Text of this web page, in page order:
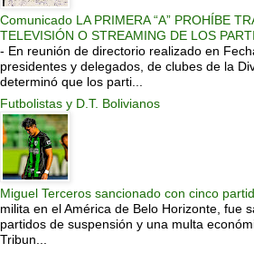
Comunicado LA PRIMERA “A” PROHÍBE
TELEVISIÓN O STREAMING DE LOS
- En reunión de directorio realizado en
presidentes y delegados, de clubes de la
determinó que los parti...
Futbolistas y D.T. Bolivianos
Miguel Terceros sancionado con cinco
milita en el América de Belo Horizonte, fue
partidos de suspensión y una multa
Tribun...